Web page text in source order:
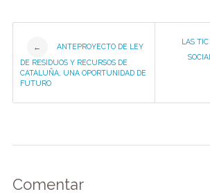
Post
navigation
←
ANTEPROYECTO DE LEY
DE RESIDUOS Y RECURSOS DE
CATALUÑA, UNA OPORTUNIDAD DE
FUTURO
LAS
Comentar